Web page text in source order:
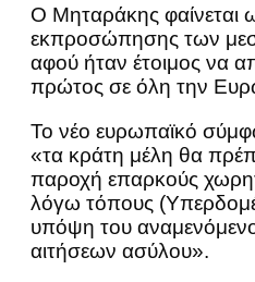
Ο Μηταράκης φαίνεται
εκπροσώπησης των
αφού ήταν έτοιμος να
πρώτος σε όλη την
Το νέο ευρωπαϊκό
«τα κράτη μέλη θα
παροχή επαρκούς
λόγω τόπους
υπόψη του
αιτήσεων ασύλου».